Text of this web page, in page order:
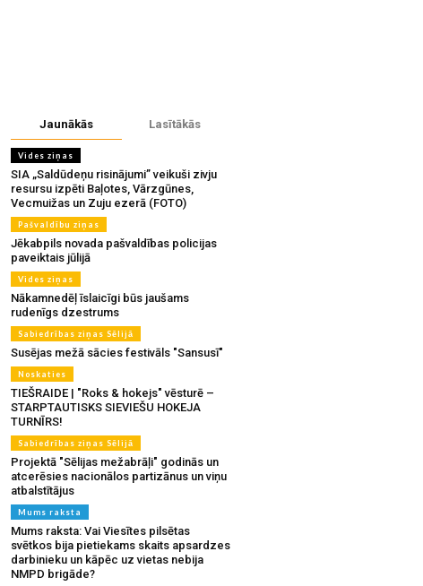
Jaunākās Lasītākās
Vides ziņas
SIA „Saldūdeņu risinājumi” veikuši zivju
resursu izpēti Baļotes, Vārzgūnes,
Vecmuižas un Zuju ezerā (FOTO)
Pašvaldību ziņas
Jēkabpils novada pašvaldības policijas
paveiktais jūlijā
Vides ziņas
Nākamnedēļ īslaicīgi būs jaušams
rudenīgs dzestrums
Sabiedrības ziņas Sēlijā
Susējas mežā sācies festivāls "Sansusī"
Noskaties
TIEŠRAIDE | "Roks & hokejs" vēsturē –
STARPTAUTISKS SIEVIEŠU HOKEJA
TURNĪRS!
Sabiedrības ziņas Sēlijā
Projektā "Sēlijas mežabrāļi" godinās un
atcerēsies nacionālos partizānus un viņu
atbalstītājus
Mums raksta
Mums raksta: Vai Viesītes pilsētas
svētkos bija pietiekams skaits apsardzes
darbinieku un kāpēc uz vietas nebija
NMPD brigāde?